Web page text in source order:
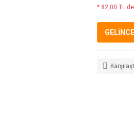
* 82,00 TL